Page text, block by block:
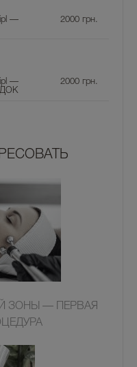
ipl —
2000 грн.
ipl —
2000 грн.
ЗОНЫ — ПЕРВАЯ